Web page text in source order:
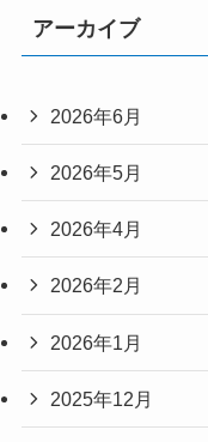
アーカイブ
2026年6月
2026年5月
2026年4月
2026年2月
2026年1月
2025年12月